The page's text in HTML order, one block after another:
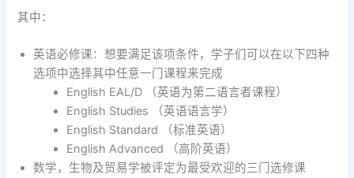
其中：
英语必修课：想要满足该项条件，学子们可以在以下四种
选项中选择其中任意一门课程来完成
English EAL/D （英语为第二语言者课程）
English Studies （英语语言学）
English Standard （标准英语）
English Advanced （高阶英语）
数学，生物及贸易学被评定为最受欢迎的三门选修课